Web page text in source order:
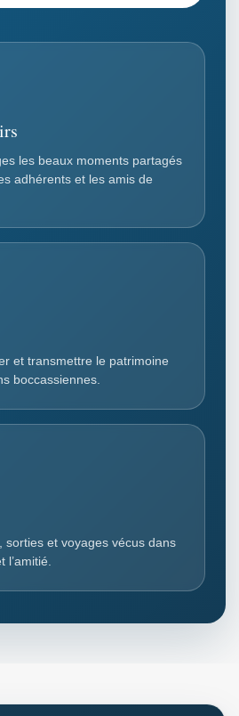
les beaux moments partagés
adhérents et les amis de
et transmettre le patrimoine
boccassiennes.
sorties et voyages vécus dans